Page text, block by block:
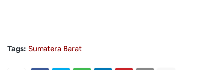
Tags: Sumatera Barat